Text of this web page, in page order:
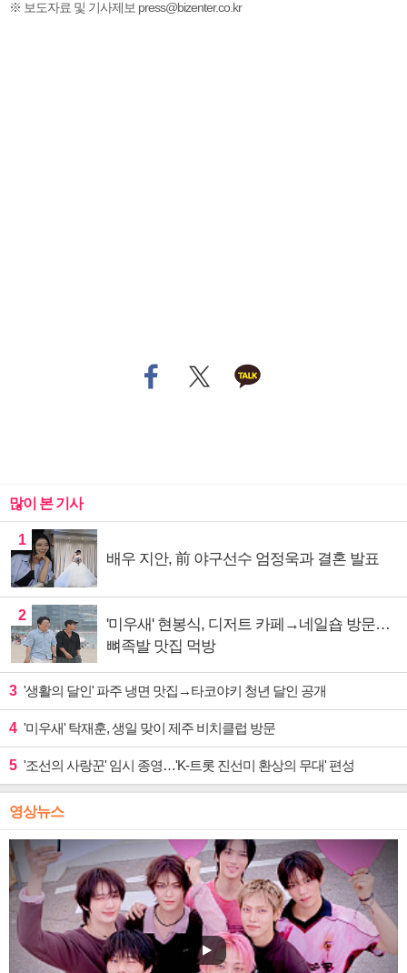
※ 보도자료 및 기사제보 press@bizenter.co.kr
많이 본 기사
1
배우 지안, 前 야구선수 엄정욱과 결혼 발표
2
'미우새' 현봉식, 디저트 카페→네일숍 방문…
뼈족발 맛집 먹방
3 '생활의 달인' 파주 냉면 맛집→타코야키 청년 달인 공개
4 '미우새' 탁재훈, 생일 맞이 제주 비치클럽 방문
5 '조선의 사랑꾼' 임시 종영…'K-트롯 진선미 환상의 무대' 편성
영상뉴스